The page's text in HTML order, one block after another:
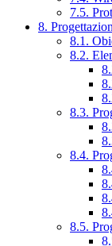
7.5.
8.
8.1.
8.2.
8.3.
8.4.
8.5.